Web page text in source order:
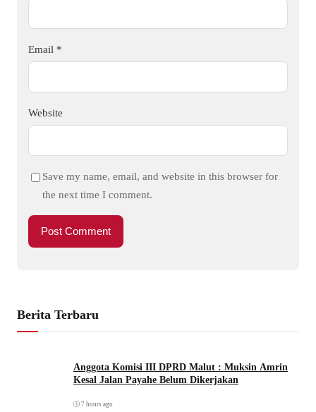
Email *
Website
Save my name, email, and website in this browser for
the next time I comment.
Berita Terbaru
Anggota Komisi III DPRD Malut : Muksin Amrin
Kesal Jalan Payahe Belum Dikerjakan
7 hours ago